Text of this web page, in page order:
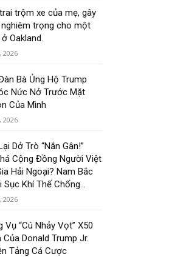
trộm xe của mẹ, gây
trọng cho một
Oakland.
2026
Bà Ủng Hộ Trump
Nức Nở Trước Mặt
Của Mình
2026
Dở Trò “Nắn Gân!”
Cộng Đồng Người Việt
Hải Ngoại? Nam Bắc
Sục Khí Thế Chống...
2026
Vụ “Cú Nhảy Vọt” X50
Của Donald Trump Jr.
Tảng Cá Cược